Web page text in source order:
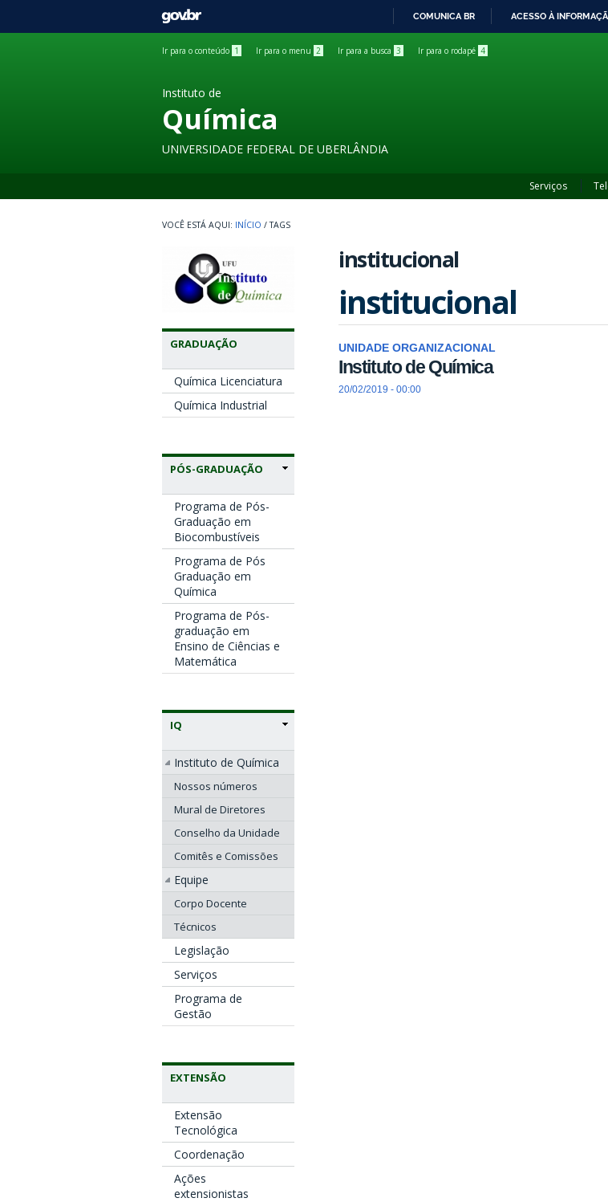
GOVBR
COMUNICA BR ACESSO À
Ir para o conteúdo 1 Ir para o menu 2 Ir para a busca 3 Ir para o rodapé 4
Instituto de
Química
UNIVERSIDADE FEDERAL DE UBERLÂNDIA
Serviços
INÍCIO / TAGS
GRADUAÇÃO
Química Licenciatura
Química Industrial
PÓS-GRADUAÇÃO
Programa de Pós-
Graduação em
Biocombustíveis
Programa de Pós
Graduação em
Química
Programa de Pós-
graduação em
Ensino de Ciências e
Matemática
IQ
Instituto de Química
Nossos números
Mural de Diretores
Conselho da Unidade
Comitês e Comissões
Equipe
Corpo Docente
Técnicos
Legislação
Serviços
Programa de
Gestão
EXTENSÃO
Extensão
Tecnológica
Coordenação
Ações
extensionistas
institucional
institucional
UNIDADE ORGANIZACIONAL
Instituto de Química
20/02/2019 - 00:00